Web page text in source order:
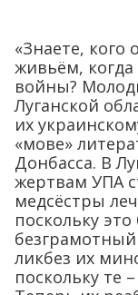
«Знаете,
живьём,
войны?
Луганской
их
«мове»
Донбасса. В
жертвам УПА
медсёстры
поскольку
безграмотный
ликбез их
поскольку те